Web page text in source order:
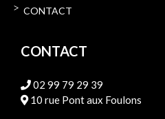
CONTACT
CONTACT
02 99 79 29 39
10 rue Pont aux Foulons